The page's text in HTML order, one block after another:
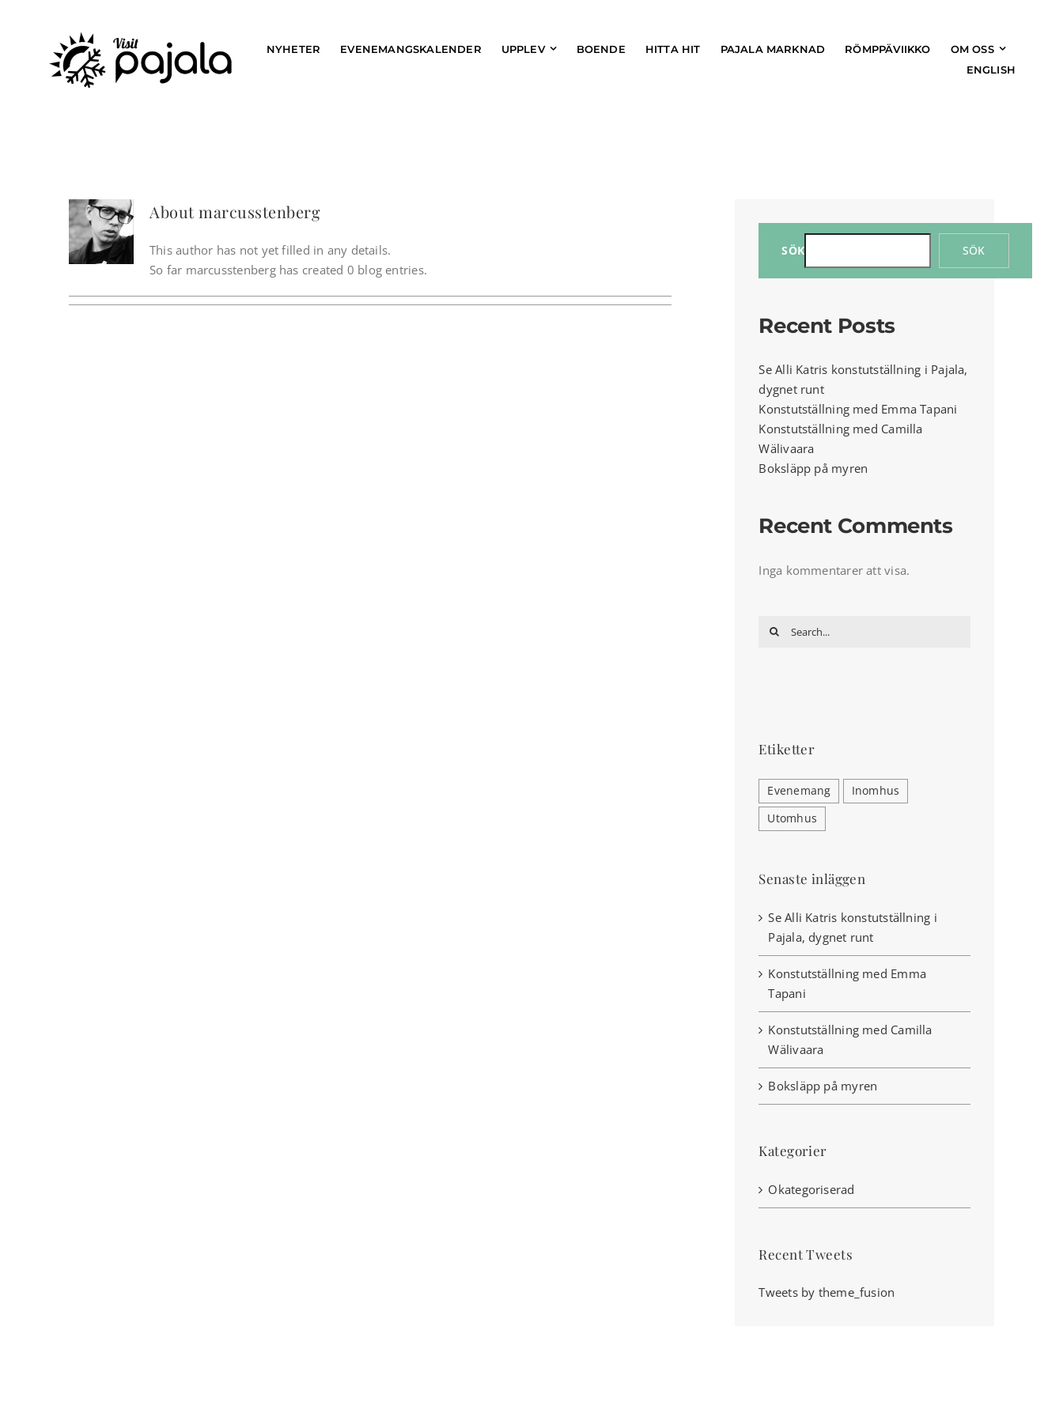
NYHETER EVENEMANGSKALENDER UPPLEV BOENDE HITTA HIT PAJALA MARKNAD RÖMPPÄVIIKKO
OM OSS
ENGLISH
About marcusstenberg
This author has not yet filled in any details.
So far marcusstenberg has created 0 blog entries.
SÖK SÖK
Recent Posts
Se Alli Katris konstutställning i Pajala,
dygnet runt
Konstutställning med Emma Tapani
Konstutställning med Camilla
Wälivaara
Boksläpp på myren
Recent Comments
Inga kommentarer att visa.
Search
Etiketter
Evenemang
Inomhus
Utomhus
Senaste inläggen
Se Alli Katris konstutställning i
Pajala, dygnet runt
Konstutställning med Emma
Tapani
Konstutställning med Camilla
Wälivaara
Boksläpp på myren
Kategorier
Okategoriserad
Recent Tweets
Tweets by theme_fusion